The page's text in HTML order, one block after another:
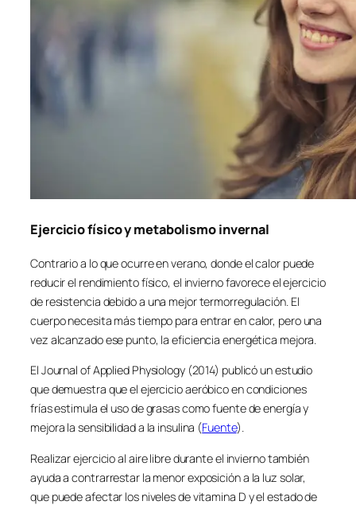
Ejercicio físico y metabolismo invernal
Contrario a lo que ocurre en verano, donde el calor puede
reducir el rendimiento físico, el invierno favorece el ejercicio
de resistencia debido a una mejor termorregulación. El
cuerpo necesita más tiempo para entrar en calor, pero una
vez alcanzado ese punto, la eficiencia energética mejora.
El Journal of Applied Physiology (2014) publicó un estudio
que demuestra que el ejercicio aeróbico en condiciones
frías estimula el uso de grasas como fuente de energía y
mejora la sensibilidad a la insulina (Fuente).
Realizar ejercicio al aire libre durante el invierno también
ayuda a contrarrestar la menor exposición a la luz solar,
que puede afectar los niveles de vitamina D y el estado de